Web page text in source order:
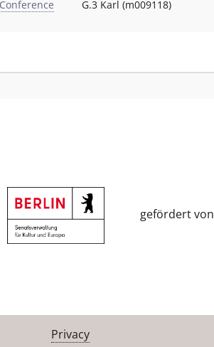
G.3 Karl (m009118)
gefördert von
Privacy